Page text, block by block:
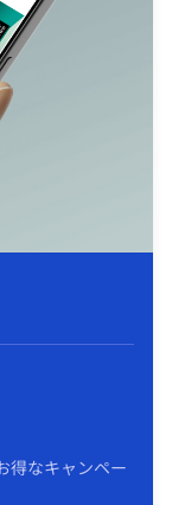
得なキャンペー